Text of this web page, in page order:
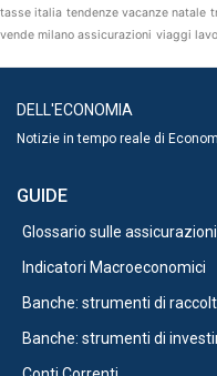
tasse italia tendenze vacanze natale
vende milano assicurazioni viaggi
DELL'ECONOMIA
Notizie in tempo reale di
GUIDE
Glossario sulle assicurazioni
Indicatori Macroeconomici
Banche: strumenti di
Banche: strumenti di